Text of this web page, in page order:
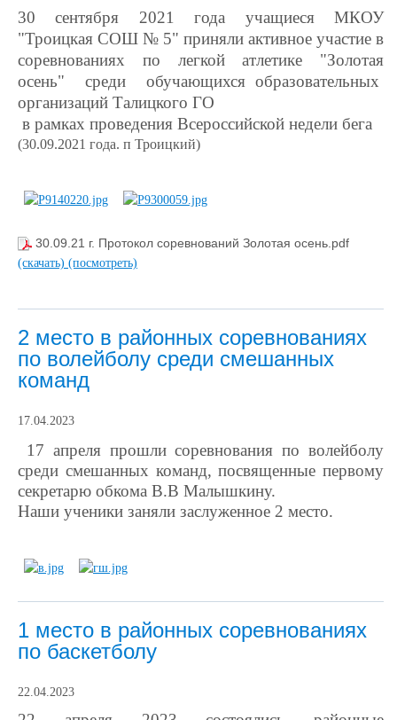
30 сентября 2021 года учащиеся МКОУ
"Троицкая СОШ № 5" приняли активное участие в
соревнованиях по легкой атлетике "Золотая
осень" среди обучающихся образовательных
организаций Талицкого ГО
в рамках проведения Всероссийской недели бега
(30.09.2021 года. п Троицкий)
30.09.21 г. Протокол соревнований Золотая осень.pdf
(скачать) (посмотреть)
2 место в районных соревнованиях
по волейболу среди смешанных
команд
17.04.2023
17 апреля прошли соревнования по волейболу
среди смешанных команд, посвященные первому
секретарю обкома В.В Малышкину.
Наши ученики заняли заслуженное 2 место.
1 место в районных соревнованиях
по баскетболу
22.04.2023